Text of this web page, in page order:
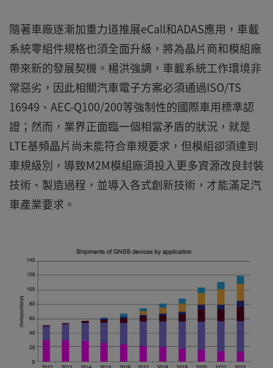
隨著車廠逐漸加重力道推展eCall和ADAS應用，車載
系統零組件規格也須全面升級，將為晶片商和模組廠
帶來新的發展契機。楊洪強調，車載系統工作環境非
常惡劣，因此相關汽車電子方案必須通過ISO/TS
16949、AEC-Q100/200等強制性的國際車用標準認
證；然而，業界正面臨一個相當矛盾的狀況，就是
LTE基頻晶片尚未能符合車規要求，但模組卻須達到
車規級別，導致M2M模組廠須投入更多資源改良封裝
技術、製造過程，並導入各式創新技術，才能滿足汽
車產業要求。